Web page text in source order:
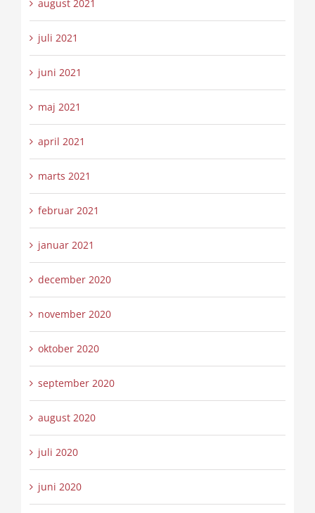
august 2021
juli 2021
juni 2021
maj 2021
april 2021
marts 2021
februar 2021
januar 2021
december 2020
november 2020
oktober 2020
september 2020
august 2020
juli 2020
juni 2020